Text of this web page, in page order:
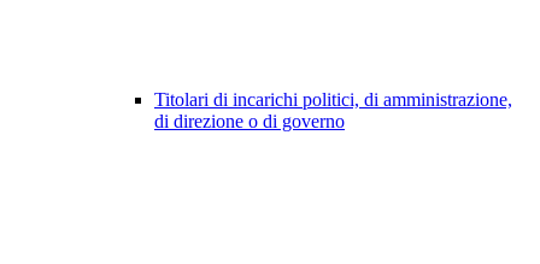
Titolari di incarichi politici, di amministrazione,
di direzione o di governo